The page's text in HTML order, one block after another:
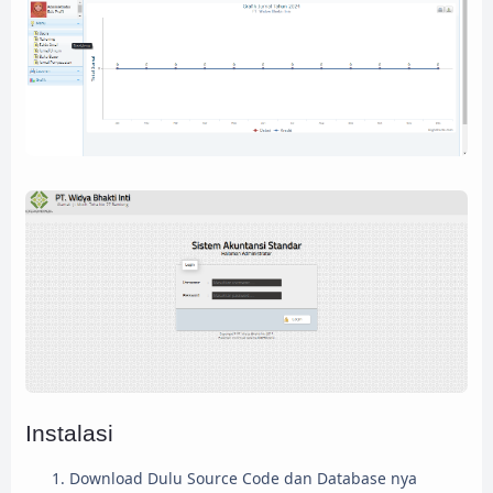
Instalasi
Download Dulu Source Code dan Database nya